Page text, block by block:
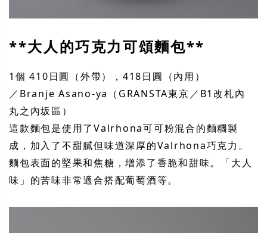
**大人的巧克力可頌麵包**
1個 410日圓（外帶），418日圓（內用）
／Branje Asano-ya（GRANSTA東京／B1改札內
丸之內坂區）
這款麵包是使用了Valrhona可可粉混合的麵糰製
成，加入了不甜膩但味道深厚的Valrhona巧克力。
麵包表面的堅果和焦糖，增添了香脆和甜味。「大人
味」的苦味非常適合搭配葡萄酒等。